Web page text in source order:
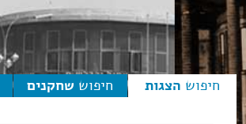
חיפוש הצגות חיפוש שחקנים